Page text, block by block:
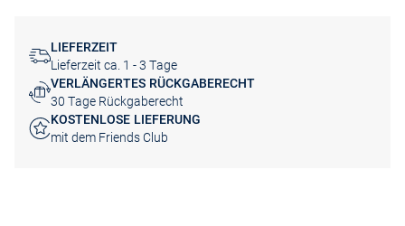
LIEFERZEIT
Lieferzeit ca. 1 - 3 Tage
VERLÄNGERTES RÜCKGABERECHT
30 Tage Rückgaberecht
KOSTENLOSE LIEFERUNG
mit dem Friends Club